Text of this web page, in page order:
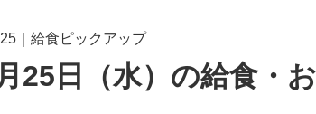
｜給食ピックアップ
25日（水）の給食・